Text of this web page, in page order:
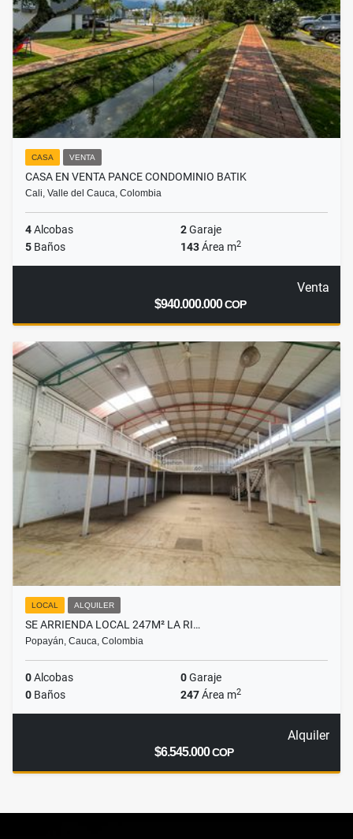
CASA VENTA
CASA EN VENTA PANCE CONDOMINIO BATIK
Cali, Valle del Cauca, Colombia
4Alcobas 2Garaje
5 Baños 143Área m2
Venta
$940.000.000COP
LOCAL ALQUILER
SE ARRIENDA LOCAL 247M² LA RI…
Popayán, Cauca, Colombia
0Alcobas 0Garaje
0 Baños 247Área m2
Alquiler
$6.545.000COP